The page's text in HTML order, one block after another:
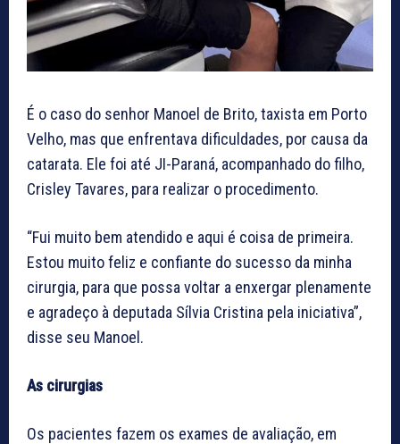
É o caso do senhor Manoel de Brito, taxista em Porto
Velho, mas que enfrentava dificuldades, por causa da
catarata. Ele foi até JI-Paraná, acompanhado do filho,
Crisley Tavares, para realizar o procedimento.
“Fui muito bem atendido e aqui é coisa de primeira.
Estou muito feliz e confiante do sucesso da minha
cirurgia, para que possa voltar a enxergar plenamente
e agradeço à deputada Sílvia Cristina pela iniciativa”,
disse seu Manoel.
As cirurgias
Os pacientes fazem os exames de avaliação, em